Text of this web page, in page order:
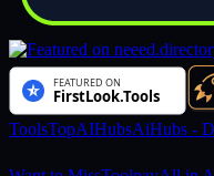
ToolsTopAIHubsAiHubs -